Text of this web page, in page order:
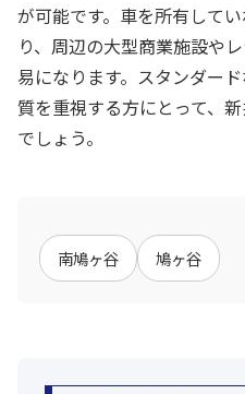
が可能です。車を所有して
り、周辺の大型商業施設や
易になります。スタンダー
質を重視する方にとって、
でしょう。
南鳩ヶ谷 鳩ヶ谷